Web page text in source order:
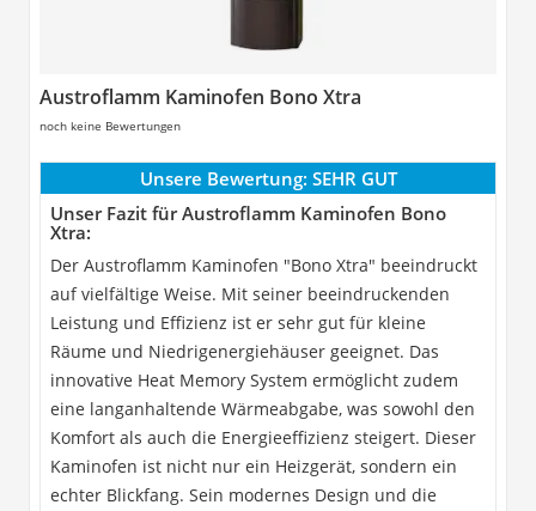
Austroflamm Kaminofen Bono Xtra
noch keine Bewertungen
Unsere Bewertung: SEHR GUT
Unser Fazit für Austroflamm Kaminofen Bono
Xtra:
Der Austroflamm Kaminofen "Bono Xtra" beeindruckt
auf vielfältige Weise. Mit seiner beeindruckenden
Leistung und Effizienz ist er sehr gut für kleine
Räume und Niedrigenergiehäuser geeignet. Das
innovative Heat Memory System ermöglicht zudem
eine langanhaltende Wärmeabgabe, was sowohl den
Komfort als auch die Energieeffizienz steigert. Dieser
Kaminofen ist nicht nur ein Heizgerät, sondern ein
echter Blickfang. Sein modernes Design und die